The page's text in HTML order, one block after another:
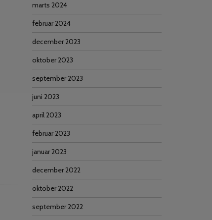
marts 2024
februar 2024
december 2023
oktober 2023
september 2023
juni 2023
april 2023
februar 2023
januar 2023
december 2022
oktober 2022
september 2022